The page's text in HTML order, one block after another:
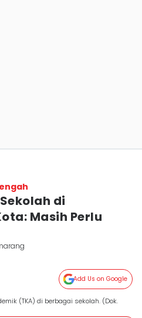
di
Masih Perlu
Add Us on Google
(TKA) di berbagai sekolah. (Dok.